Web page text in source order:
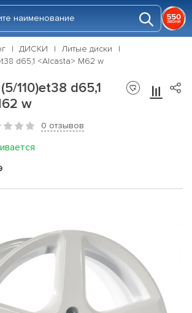
ДИСКИ
Литые диски
d65,1 <Alcasta> M62 w
110)et38 d65,1
w
0 отзывов